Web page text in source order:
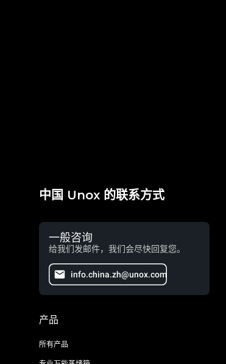
中国 Unox 的联系方式
一般咨询
给我们发邮件，我们会尽快回复您。
info.china.zh@unox.com
产品
所有产品